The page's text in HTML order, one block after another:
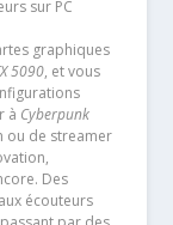
sur PC
graphiques
5090, et vous
à Cyberpunk
ou de streamer
Des
écouteurs